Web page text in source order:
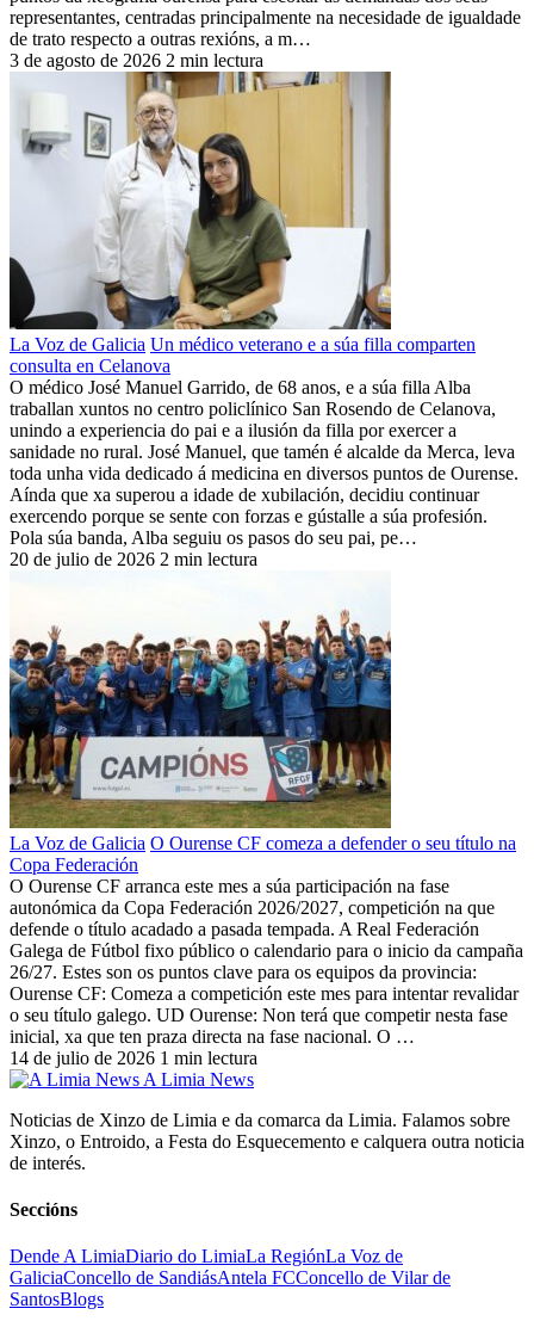
representantes, centradas principalmente na necesidade de igualdade
de trato respecto a outras rexións, a m…
3 de agosto de 2026 2 min lectura
La Voz de Galicia Un médico veterano e a súa filla comparten
consulta en Celanova
O médico José Manuel Garrido, de 68 anos, e a súa filla Alba
traballan xuntos no centro policlínico San Rosendo de Celanova,
unindo a experiencia do pai e a ilusión da filla por exercer a
sanidade no rural. José Manuel, que tamén é alcalde da Merca, leva
toda unha vida dedicado á medicina en diversos puntos de Ourense.
Aínda que xa superou a idade de xubilación, decidiu continuar
exercendo porque se sente con forzas e gústalle a súa profesión.
Pola súa banda, Alba seguiu os pasos do seu pai, pe…
20 de julio de 2026 2 min lectura
La Voz de Galicia O Ourense CF comeza a defender o seu título na
Copa Federación
O Ourense CF arranca este mes a súa participación na fase
autonómica da Copa Federación 2026/2027, competición na que
defende o título acadado a pasada tempada. A Real Federación
Galega de Fútbol fixo público o calendario para o inicio da campaña
26/27. Estes son os puntos clave para os equipos da provincia:
Ourense CF: Comeza a competición este mes para intentar revalidar
o seu título galego. UD Ourense: Non terá que competir nesta fase
inicial, xa que ten praza directa na fase nacional. O …
14 de julio de 2026 1 min lectura
A Limia News
Noticias de Xinzo de Limia e da comarca da Limia. Falamos sobre
Xinzo, o Entroido, a Festa do Esquecemento e calquera outra noticia
de interés.
Seccións
Dende A LimiaDiario do LimiaLa RegiónLa Voz de
GaliciaConcello de SandiásAntela FCConcello de Vilar de
SantosBlogs